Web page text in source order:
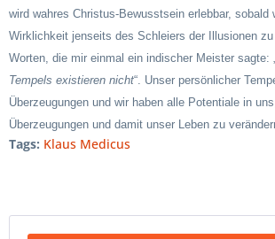
wird wahres Christus-Bewusstsein erlebbar, sobald
Wirklichkeit jenseits des Schleiers der Illusionen
Worten, die mir einmal ein indischer Meister sagte:
Tempels existieren nicht“. Unser persönlicher
Überzeugungen und wir haben alle Potentiale in
Überzeugungen und damit unser Leben zu
Tags: Klaus Medicus